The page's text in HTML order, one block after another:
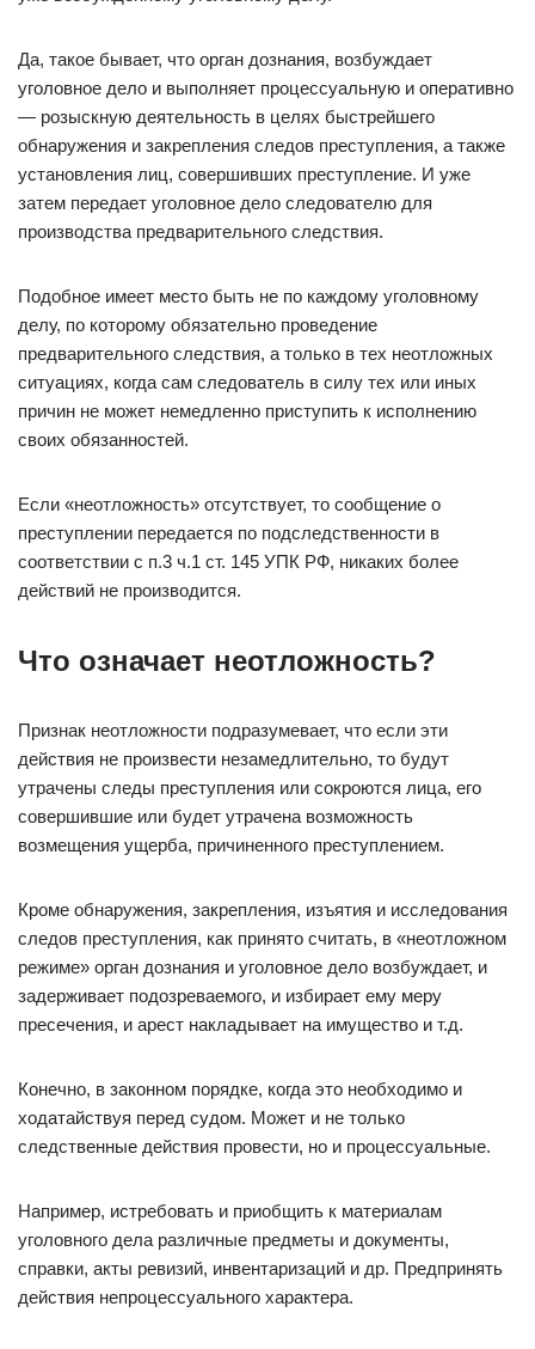
Да, такое бывает, что орган дознания, возбуждает
уголовное дело и выполняет процессуальную и оперативно
— розыскную деятельность в целях быстрейшего
обнаружения и закрепления следов преступления, а также
установления лиц, совершивших преступление. И уже
затем передает уголовное дело следователю для
производства предварительного следствия.
Подобное имеет место быть не по каждому уголовному
делу, по которому обязательно проведение
предварительного следствия, а только в тех неотложных
ситуациях, когда сам следователь в силу тех или иных
причин не может немедленно приступить к исполнению
своих обязанностей.
Если «неотложность» отсутствует, то сообщение о
преступлении передается по подследственности в
соответствии с п.3 ч.1 ст. 145 УПК РФ, никаких более
действий не производится.
Что означает неотложность?
Признак неотложности подразумевает, что если эти
действия не произвести незамедлительно, то будут
утрачены следы преступления или сокроются лица, его
совершившие или будет утрачена возможность
возмещения ущерба, причиненного преступлением.
Кроме обнаружения, закрепления, изъятия и исследования
следов преступления, как принято считать, в «неотложном
режиме» орган дознания и уголовное дело возбуждает, и
задерживает подозреваемого, и избирает ему меру
пресечения, и арест накладывает на имущество и т.д.
Конечно, в законном порядке, когда это необходимо и
ходатайствуя перед судом. Может и не только
следственные действия провести, но и процессуальные.
Например, истребовать и приобщить к материалам
уголовного дела различные предметы и документы,
справки, акты ревизий, инвентаризаций и др. Предпринять
действия непроцессуального характера.